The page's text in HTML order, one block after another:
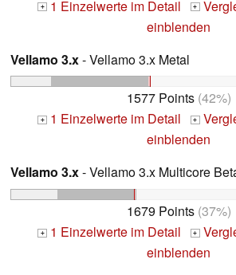
+ 1 Einzelwerte im Detail +
einblenden
Vellamo 3.x- Vellamo 3.x Metal
1577 Points(42%)
+ 1 Einzelwerte im Detail +
einblenden
Vellamo 3.x- Vellamo 3.x Multicore
1679 Points(37%)
+ 1 Einzelwerte im Detail +
einblenden